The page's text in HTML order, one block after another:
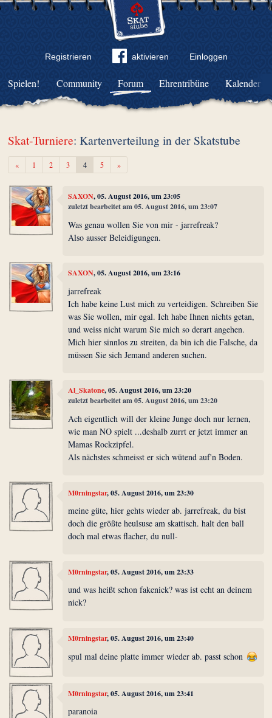
Registrieren aktivieren Einloggen
Community Forum Ehrentribüne Kalender
Spielen!
Skat-Turniere: Kartenverteilung in der Skatstube
«Zurück1 2 3 4 5 »Weiter
SAXON, 05. August 2016, um 23:05
zuletzt bearbeitet am 05. August 2016, um 23:07
Was genau wollen Sie von mir - jarrefreak?
Also ausser Beleidigungen.
SAXON, 05. August 2016, um 23:16
jarrefreak
Ich habe keine Lust mich zu verteidigen. Schreiben Sie
was Sie wollen, mir egal. Ich habe Ihnen nichts getan,
und weiss nicht warum Sie mich so derart angehen.
Mich hier sinnlos zu streiten, da bin ich die Falsche, da
müssen Sie sich Jemand anderen suchen.
Al_Skatone, 05. August 2016, um 23:20
zuletzt bearbeitet am 05. August 2016, um 23:20
Ach eigentlich will der kleine Junge doch nur lernen,
wie man NO spielt ...deshalb zurrt er jetzt immer an
Mamas Rockzipfel.
Als nächstes schmeisst er sich wütend auf'n Boden.
M0rningstar, 05. August 2016, um 23:30
meine güte, hier gehts wieder ab. jarrefreak, du bist
doch die größte heulsuse am skattisch. halt den ball
doch mal etwas flacher, du null-
M0rningstar, 05. August 2016, um 23:33
und was heißt schon fakenick? was ist echt an deinem
nick?
M0rningstar, 05. August 2016, um 23:40
spul mal deine platte immer wieder ab. passt schon
M0rningstar, 05. August 2016, um 23:41
paranoia